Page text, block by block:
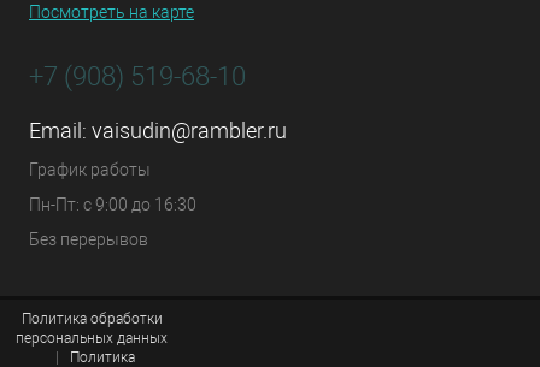
Посмотреть на карте
+7 (908) 519-68-10
Email: vaisudin@rambler.ru
График работы
Пн-Пт: с 9:00 до 16:30
Без перерывов
Политика обработки
персональных данных
Политика